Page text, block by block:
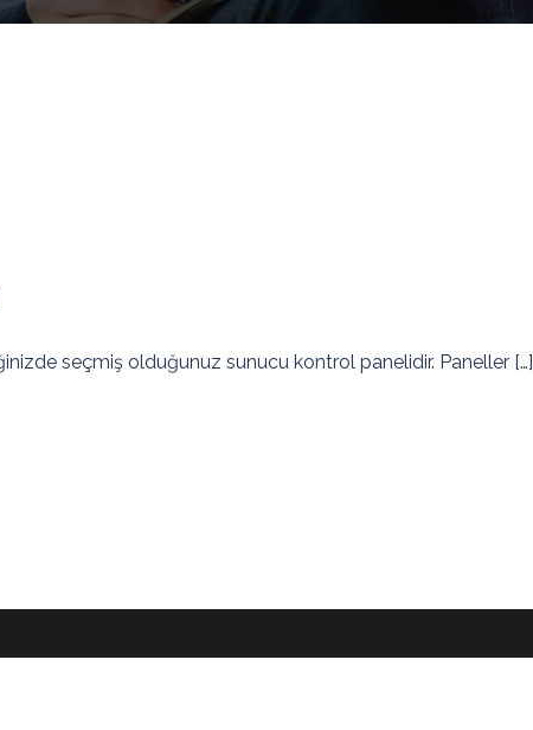
seçmiş olduğunuz sunucu kontrol panelidir. Paneller […]